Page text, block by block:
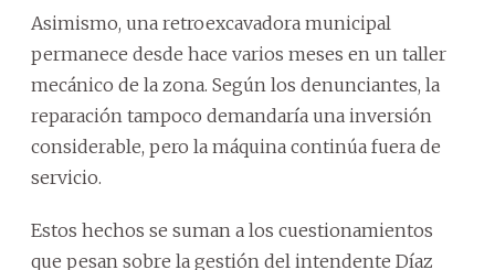
Asimismo, una retroexcavadora municipal
permanece desde hace varios meses en un taller
mecánico de la zona. Según los denunciantes, la
reparación tampoco demandaría una inversión
considerable, pero la máquina continúa fuera de
servicio.
Estos hechos se suman a los cuestionamientos
que pesan sobre la gestión del intendente Díaz